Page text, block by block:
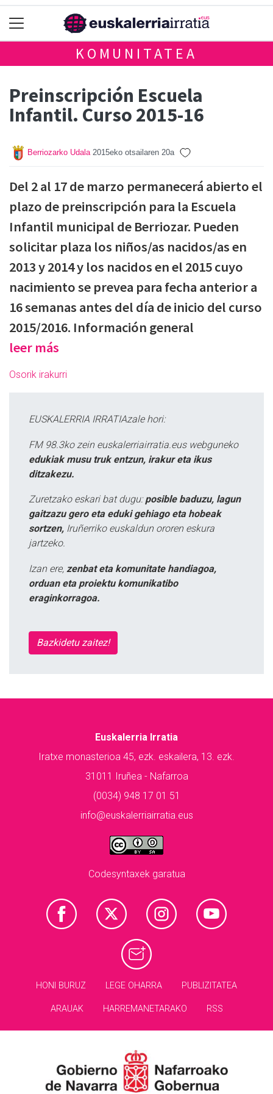
KOMUNITATEA
Preinscripción Escuela
Infantil. Curso 2015-16
Berriozarko Udala 2015eko otsailaren 20a
Del 2 al 17 de marzo permanecerá abierto el
plazo de preinscripción para la Escuela
Infantil municipal de Berriozar. Pueden
solicitar plaza los niños/as nacidos/as en
2013 y 2014 y los nacidos en el 2015 cuyo
nacimiento se prevea para fecha anterior a
16 semanas antes del día de inicio del curso
2015/2016. Información general
leer más
Osorik irakurri
EUSKALERRIA IRRATIAzale hori:
FM 98.3ko zein euskalerriairratia.eus webguneko
edukiak musu truk entzun, irakur eta ikus
ditzakezu.
Zuretzako eskari bat dugu: posible baduzu, lagun
gaitzazu gero eta eduki gehiago eta hobeak
sortzen, Iruñerriko euskaldun ororen eskura
jartzeko.
Izan ere, zenbat eta komunitate handiagoa,
orduan eta proiektu komunikatibo
eraginkorragoa.
Bazkidetu zaitez!
Euskalerria Irratia
Iratxe monasterioa 45, ezk. eskailera, 13. ezk.
31011 Iruñea - Nafarroa
(0034) 948 17 01 51
info@euskalerriairratia.eus
Codesyntaxek garatua
HONI BURUZ LEGE OHARRA PUBLIZITATEA
ARAUAK HARREMANETARAKO RSS